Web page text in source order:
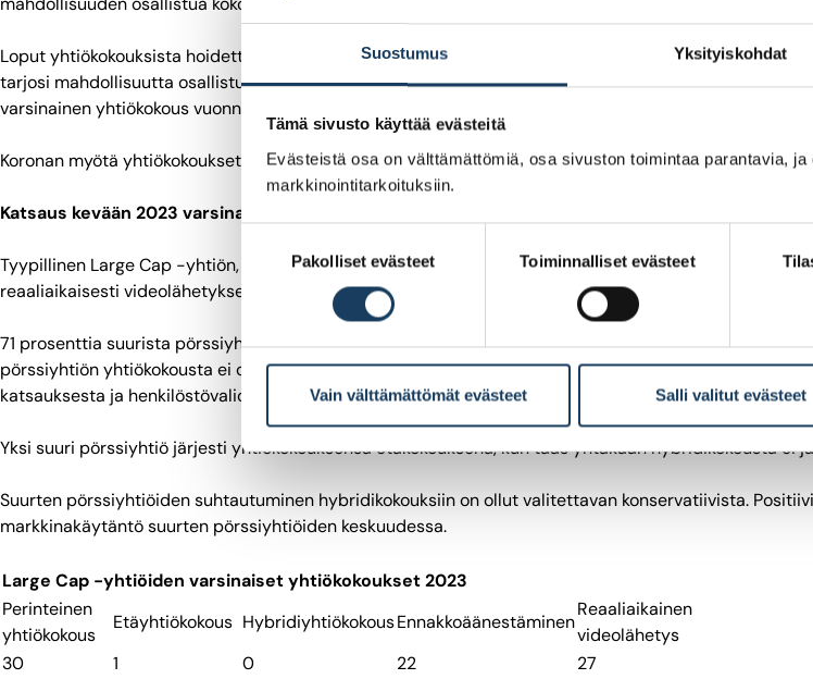
Suostumus Yksityiskohdat
Tämä sivusto käyttää evästeitä
Evästeistä osa on välttämättömiä, osa sivuston toimintaa parantavia,
markkinointitarkoituksiin.
Pakolliset evästeet Toiminnalliset evästeet
Vain välttämättömät evästeet Salli valitut evästeet
Loput yhtiökokouksista hoidettiin niin kutsuttuina kirjekokouksina ilman osakkeenomistajien
tarjosi mahdollisuutta osallistua yhtiön nimeämän asiamiehen kautta, mutta
varsinainen yhtiökokous vuonna 2022. Pörssiyhtiöistä noin 86 prosenttia ja First North -yhtiöistä noin
Koronan myötä yhtiökokoukset eivät kokeneet digiloikkaa, mutta positiivista oli kuitenkin
Katsaus kevään 2023 varsinaisiin yhtiökokouksiin
Tyypillinen Large Cap -yhtiön, eli suuren pörssiyhtiön yhtiökokous oli perinteinen fyysinen
reaaliaikaisesti videolähetyksellä ja ennakkoäänestysmahdollisuudella.
71 prosenttia suurista pörssiyhtiöistä tarjosi mahdollisuuden ennakkoäänestämiseen ja 87
pörssiyhtiön yhtiökokousta ei ollut mahdollista seurata reaaliaikaisesti videolähetyksellä, mutta yksi
katsauksesta ja henkilöstövaliokunnan puheenjohtajan esityksestä.
Yksi suuri pörssiyhtiö järjesti yhtiökokouksensa etäkokouksena, kun taas yhtäkään hybridikokousta ei
Suurten pörssiyhtiöiden suhtautuminen hybridikokouksiin on ollut valitettavan konservatiivista.
markkinakäytäntö suurten pörssiyhtiöiden keskuudessa.
Large Cap -yhtiöiden varsinaiset yhtiökokoukset 2023
Perinteinen
yhtiökokous
Etäyhtiökokous HybridiyhtiökokousEnnakkoäänestäminen
Reaaliaikainen
videolähetys
30
1 0 22
27